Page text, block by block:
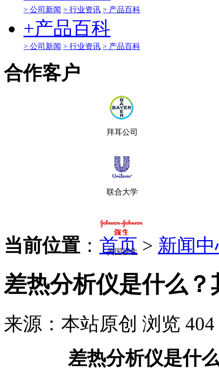
> 公司新闻 > 行业资讯 > 产品百科
+产品百科
> 公司新闻 > 行业资讯 > 产品百科
合作客户
拜耳公司
联合大学
美国强生
当前位置 ： 首页 > 新闻
差热分析仪是什么
来源：本站原创 浏览
差热分析仪是什